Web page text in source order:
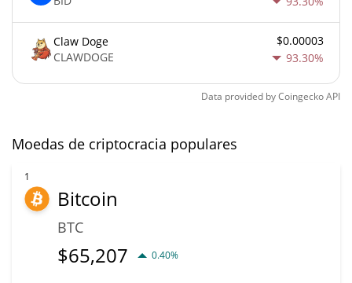
Claw Doge
CLAWDOGE
$0.00003
93.30%
Data provided byCoingeckoAPI
Moedas de criptocracia populares
1
Bitcoin
BTC
$65,207 0.40%